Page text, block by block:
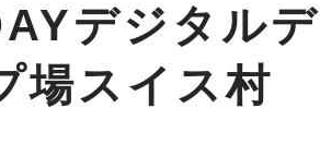
デジタル
場スイス村